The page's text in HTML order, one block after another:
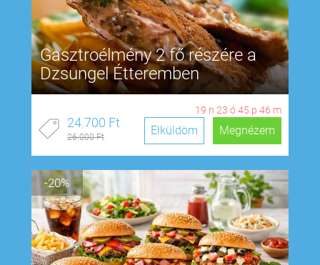
Gasztroélmény 2 fő részére a
Dzsungel Étteremben
19 n 23 ó45 p 45 m
24.700 Ft
26.000 Ft Megnézem
Elküldöm
-20%